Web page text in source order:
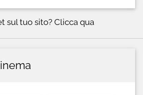
sul tuo sito?Clicca qua